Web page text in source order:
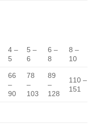
4 –
5
5 –
6
6 –
8
8 –
10
66
–
90
78
–
103
89
–
128
110 –
151